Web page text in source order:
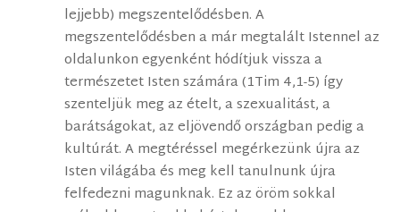
lejjebb) megszentelődésben. A
megszentelődésben a már megtalált Istennel az
oldalunkon egyenként hódítjuk vissza a
természetet Isten számára (1Tim 4,1-5) így
szenteljük meg az ételt, a szexualitást, a
barátságokat, az eljövendő országban pedig a
kultúrát. A megtéréssel megérkezünk újra az
Isten világába és meg kell tanulnunk újra
felfedezni magunknak. Ez az öröm sokkal